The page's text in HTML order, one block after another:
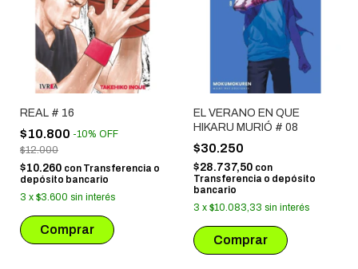
REAL # 16
$10.800 -10% OFF
$12.000
$10.260 con Transferencia o
depósito bancario
3 x $3.600 sin interés
EL VERANO EN QUE
HIKARU MURIÓ # 08
$30.250
$28.737,50 con
Transferencia o depósito
bancario
3 x $10.083,33 sin interés